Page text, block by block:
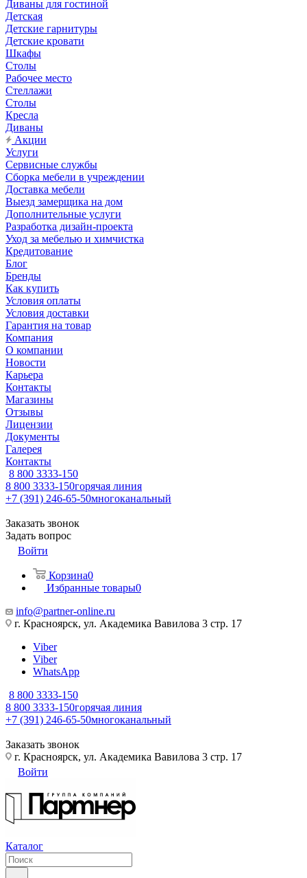
Диваны для гостиной
Детская
Детские гарнитуры
Детские кровати
Шкафы
Столы
Рабочее место
Стеллажи
Столы
Кресла
Диваны
Акции
Услуги
Сервисные службы
Сборка мебели в учреждении
Доставка мебели
Выезд замерщика на дом
Дополнительные услуги
Разработка дизайн-проекта
Уход за мебелью и химчистка
Кредитование
Блог
Бренды
Как купить
Условия оплаты
Условия доставки
Гарантия на товар
Компания
О компании
Новости
Карьера
Контакты
Магазины
Отзывы
Лицензии
Документы
Галерея
Контакты
8 800 3333-150
8 800 3333-150горячая линия
+7 (391) 246-65-50многоканальный
Заказать звонок
Задать вопрос
Войти
Корзина0
Избранные товары0
info@partner-online.ru
г. Красноярск, ул. Академика Вавилова 3 стр. 17
Viber
Viber
WhatsApp
8 800 3333-150
8 800 3333-150горячая линия
+7 (391) 246-65-50многоканальный
Заказать звонок
г. Красноярск, ул. Академика Вавилова 3 стр. 17
Войти
Каталог